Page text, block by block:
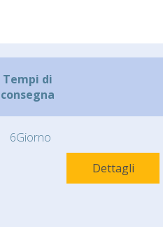
Tempi di
consegna
6Giorno
Dettagli